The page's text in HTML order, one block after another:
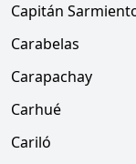
Capitán
Carabelas
Carapachay
Carhué
Cariló